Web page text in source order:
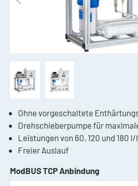
Ohne vorgeschaltete
Drehschieberpumpe für
Leistungen von 60, 120 und 180 l/
Freier Auslauf
ModBUS TCP Anbindungauswählen